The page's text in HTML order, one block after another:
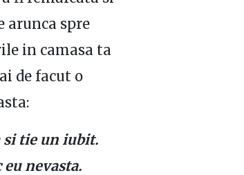
arunca spre
in camasa ta
de facut o
si tie un iubit.
nevasta.